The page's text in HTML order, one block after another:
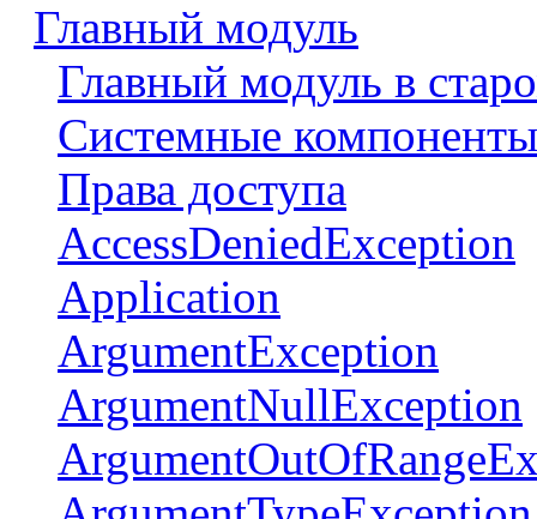
Главный модуль
Главный модуль в
Системные компоненты
Права доступа
AccessDeniedException
Application
ArgumentException
ArgumentNullException